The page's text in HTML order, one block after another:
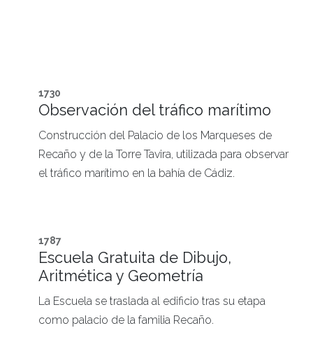
1730
Observación del tráfico marítimo
Construcción del Palacio de los Marqueses de
Recaño y de la Torre Tavira, utilizada para observar
el tráfico marítimo en la bahía de Cádiz.
1787
Escuela Gratuita de Dibujo,
Aritmética y Geometría
La Escuela se traslada al edificio tras su etapa
como palacio de la familia Recaño.